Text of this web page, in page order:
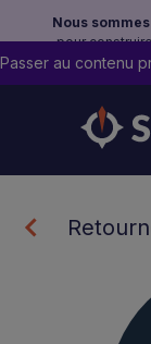
Nous
pour
Passer au contenu